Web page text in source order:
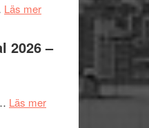
Kulturs
Läs merom
en
2026 –
Läs merom